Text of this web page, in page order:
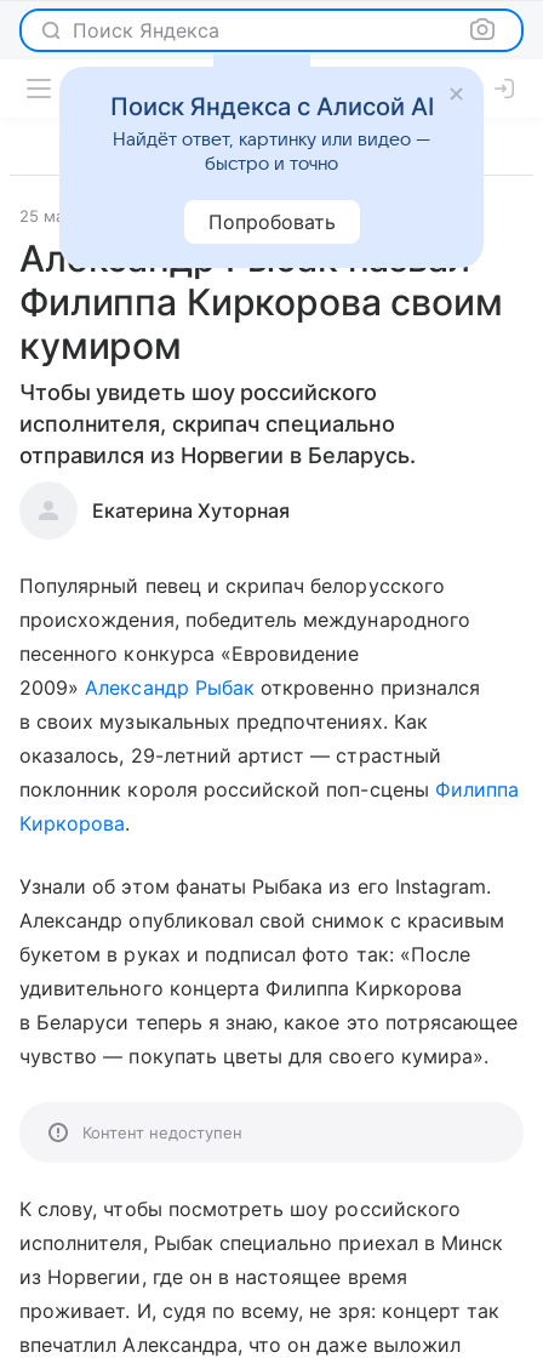
Поиск Яндекса
25 марта 2016 Новости
Александр Рыбак назвал
Филиппа Киркорова своим
кумиром
Чтобы увидеть шоу российского
исполнителя, скрипач специально
отправился из Норвегии в Беларусь.
Екатерина Хуторная
Популярный певец и скрипач белорусского
происхождения, победитель международного
песенного конкурса «Евровидение
2009»Александр Рыбак откровенно признался
в своих музыкальных предпочтениях. Как
оказалось, 29-летний артист — страстный
поклонник короля российской поп-сцены Филиппа
Киркорова.
Узнали об этом фанаты Рыбака из его Instagram.
Александр опубликовал свой снимок с красивым
букетом в руках и подписал фото так: «После
удивительного концерта Филиппа Киркорова
в Беларуси теперь я знаю, какое это потрясающее
чувство — покупать цветы для своего кумира».
Контент недоступен
К слову, чтобы посмотреть шоу российского
исполнителя, Рыбак специально приехал в Минск
из Норвегии, где он в настоящее время
проживает. И, судя по всему, не зря: концерт так
впечатлил Александра, что он даже выложил
Поиск Яндекса с Алисой AI
Найдёт ответ, картинку или видео —
быстро и точно
Попробовать